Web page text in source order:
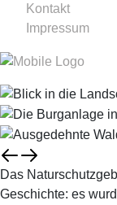
Kontakt
Impressum
Das
Geschichte: es